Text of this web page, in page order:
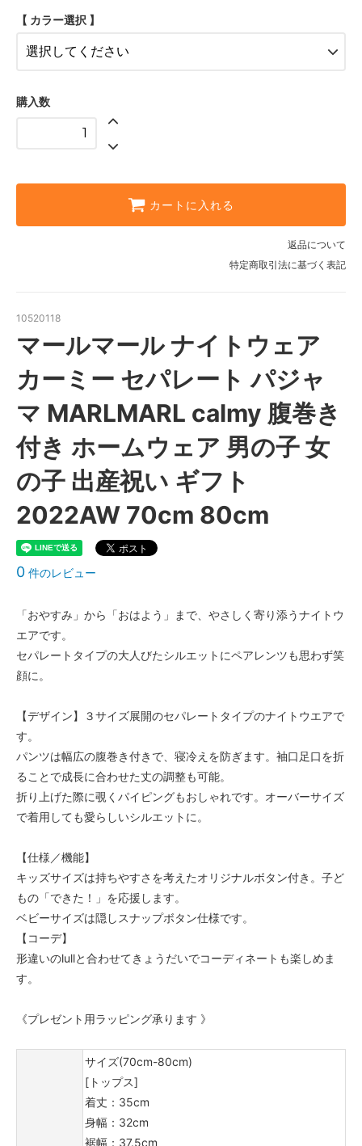
【 カラー選択 】
購入数
カートに入れる
返品について
特定商取引法に基づく表記
10520118
マールマール ナイトウェア
カーミー セパレート パジャ
マ MARLMARL calmy 腹巻き
付き ホームウェア 男の子 女
の子 出産祝い ギフト
2022AW 70cm 80cm
0 件のレビュー
「おやすみ」から「おはよう」まで、やさしく寄り添うナイトウ
エアです。
セパレートタイプの大人びたシルエットにペアレンツも思わず笑
顔に。
【デザイン】３サイズ展開のセパレートタイプのナイトウエアで
す。
パンツは幅広の腹巻き付きで、寝冷えを防ぎます。袖口足口を折
ることで成長に合わせた丈の調整も可能。
折り上げた際に覗くパイピングもおしゃれです。オーバーサイズ
で着用しても愛らしいシルエットに。
【仕様／機能】
キッズサイズは持ちやすさを考えたオリジナルボタン付き。子ど
もの「できた！」を応援します。
ベビーサイズは隠しスナップボタン仕様です。
【コーデ】
形違いのlullと合わせてきょうだいでコーディネートも楽しめま
す。
《プレゼント用ラッピング承ります 》
サイズ(70cm-80cm)
[トップス]
着丈：35cm
身幅：32cm
裾幅：37.5cm